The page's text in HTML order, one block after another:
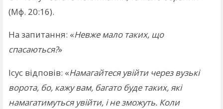
(Мф. 20:16).
На запитання: «Невже мало таких, що
спасаються?»
Ісус відповів: «Намагайтеся увійти через вузькі
ворота, бо, кажу вам, багато буде таких, які
намагатимуться увійти, і не зможуть. Коли